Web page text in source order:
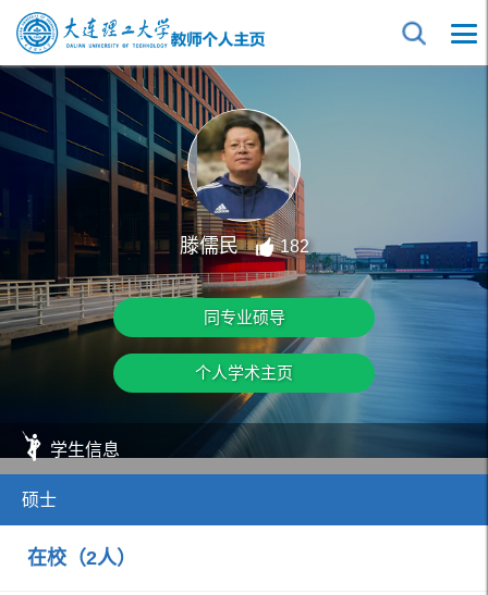
滕儒民 182
同专业硕导
个人学术主页
学生信息
硕士
在校（2人）